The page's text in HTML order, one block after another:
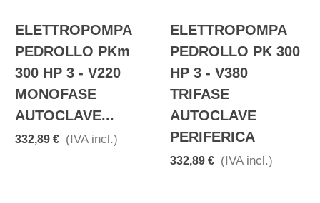
ELETTROPOMPA
PEDROLLO PKm
300 HP 3 - V220
MONOFASE
AUTOCLAVE...
332,89 € (IVA incl.)
ELETTROPOMPA
PEDROLLO PK 300
HP 3 - V380
TRIFASE
AUTOCLAVE
PERIFERICA
332,89 € (IVA incl.)